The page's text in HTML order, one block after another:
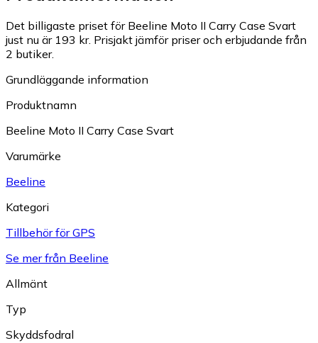
Det billigaste priset för Beeline Moto II Carry Case Svart
just nu är 193 kr. Prisjakt jämför priser och erbjudande från
2 butiker.
Grundläggande information
Produktnamn
Beeline Moto II Carry Case Svart
Varumärke
Beeline
Kategori
Tillbehör för GPS
Se mer från Beeline
Allmänt
Typ
Skyddsfodral